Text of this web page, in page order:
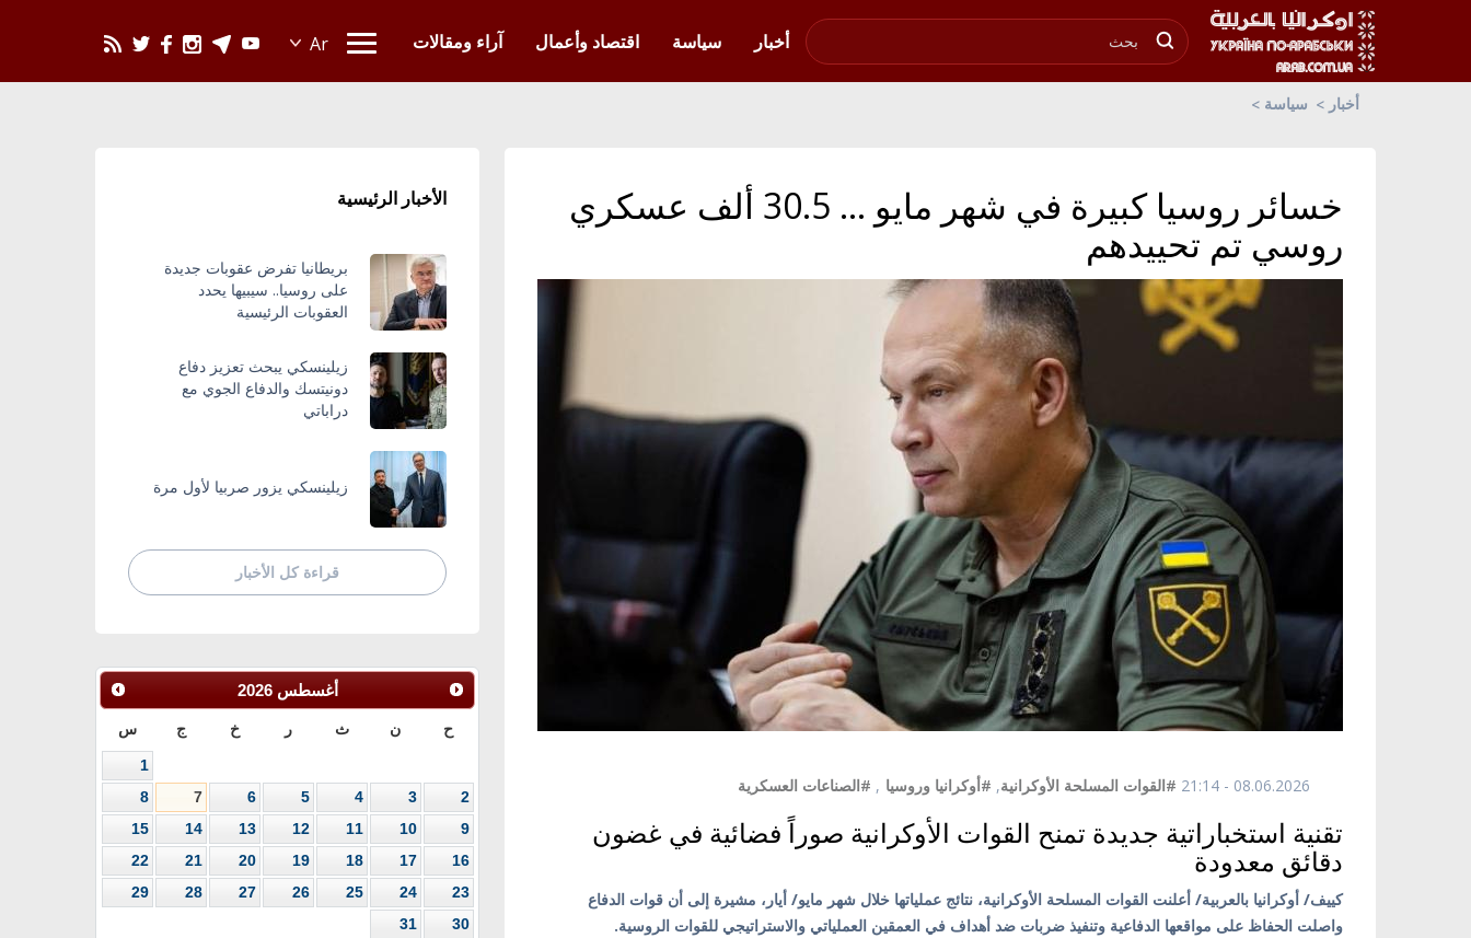
أخبار
سياسة اقتصاد وأعمال آراء ومقالات
أخبار سياسة
خسائر روسيا كبيرة في شهر مايو ... 30.5 ألف عسكري
روسي تم تحييدهم
08.06.2026 - 21:14 #القوات المسلحة الأوكرانية, #أوكرانيا وروسيا , #الصناعات العسكرية
تقنية استخباراتية جديدة تمنح القوات الأوكرانية صوراً فضائية في غضون
دقائق معدودة
كييف/ أوكرانيا بالعربية/ أعلنت القوات المسلحة الأوكرانية، نتائج عملياتها خلال شهر مايو/ أيار، مشيرة إلى أن قوات الدفاع
واصلت الحفاظ على مواقعها الدفاعية وتنفيذ ضربات ضد أهداف في العمقين العملياتي والاستراتيجي للقوات الروسية.
الأخبار الرئيسية
بريطانيا تفرض عقوبات جديدة
على روسيا.. سيبيها يحدد
العقوبات الرئيسية
زيلينسكي يبحث تعزيز دفاع
دونيتسك والدفاع الجوي مع
دراباتي
زيلينسكي يزور صربيا لأول مرة
قراءة كل الأخبار
أغسطس 2026
ح ن ث ر خ ج س
1
2
3
4
5
6
7
8
9
10
11
12
13
14
15
16
17
18
19
20
21
22
23
24
25
26
27
28
29
30
31